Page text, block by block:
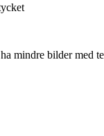
mindre bilder med